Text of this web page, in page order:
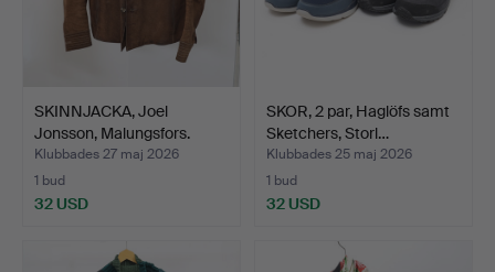
SKINNJACKA, Joel
Jonsson, Malungsfors.
Klubbades 27 maj 2026
1 bud
32 USD
SKOR, 2 par, Haglöfs samt
Sketchers, Storl…
Klubbades 25 maj 2026
1 bud
32 USD